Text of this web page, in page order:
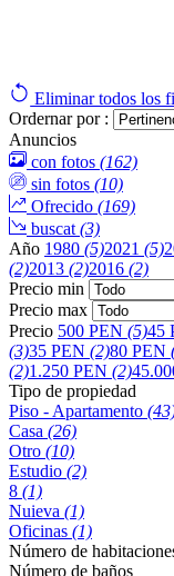
Eliminar todos los
Ordernar por :
Anuncios
con fotos (162)
sin fotos (10)
Ofrecido (169)
buscat (3)
Año 1980 (5)2021 (5)
(2)2013 (2)2016 (2)
Precio min
Precio max
Precio 500 PEN (5)45
(3)35 PEN (2)80 PEN
(2)1.250 PEN (2)
Tipo de propiedad
Piso - Apartamento
Casa (26)
Otro (10)
Estudio (2)
8 (1)
Nuieva (1)
Oficinas (1)
Número de
Número de baños